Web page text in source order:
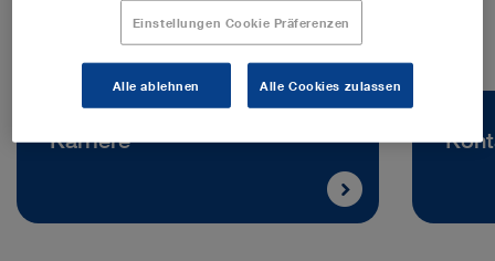
Karriere
Einstellungen Cookie Präferenzen
Alle ablehnen Alle Cookies zulassen